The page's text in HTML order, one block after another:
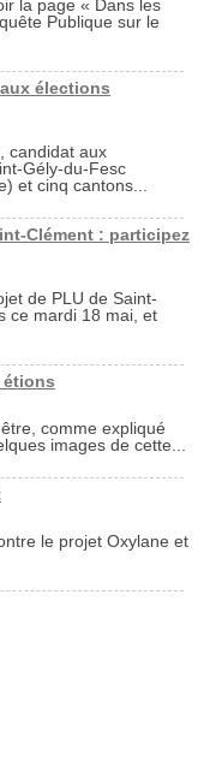
la page « Dans les
Publique sur le
élections
candidat aux
Gély-du-Fesc
et cinq cantons...
Clément : participez
de PLU de Saint-
ce mardi 18 mai, et
étions
comme expliqué
images de cette...
le projet Oxylane et